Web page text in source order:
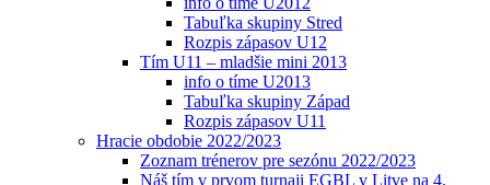
Tabuľka skupiny Stred
Rozpis zápasov U12
Tím U11 – mladšie mini 2013
info o tíme U2013
Tabuľka skupiny Západ
Rozpis zápasov U11
Hracie obdobie 2022/2023
Zoznam trénerov pre sezónu 2022/2023
Náš tím v prvom turnaji EGBL v Litve na 4.